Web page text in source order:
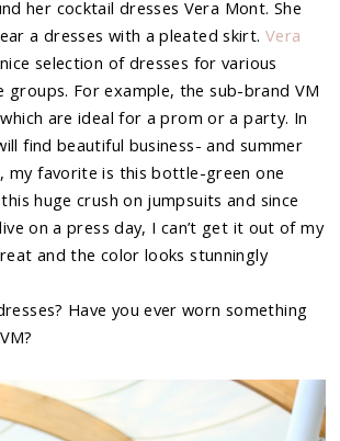
her cocktail dresses Vera Mont. She
a dresses with a pleated skirt. Vera
selection of dresses for various
groups. For example, the sub-brand VM
are ideal for a prom or a party. In
find beautiful business- and summer
my favorite is this bottle-green one
huge crush on jumpsuits and since
on a press day, I can’t get it out of my
and the color looks stunningly
Have you ever worn something